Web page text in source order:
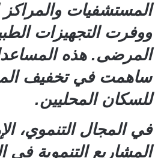
المستشفيات والمراكز
ووفرت التجهيزات
المرضى. هذه
ساهمت في تخفيف
للسكان المحليين.
في المجال التنموي،
المشاريع التنموية في